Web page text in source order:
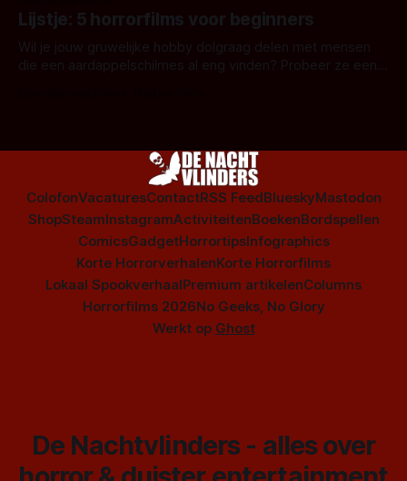
Amsterdamned of The Johnsons. Maar Nederlandse horror
is niet beperkt tot films. Hier een aantal Nederlandse tv-
series uit het duistere of horrorgenre. Als
Lijstje: 5 horrorfilms voor beginners
Wil je jouw gruwelijke hobby dolgraag delen met mensen
die een aardappelschilmes al eng vinden? Probeer ze eens
ColofonVacaturesContactRSS FeedBlueskyMastodon
ShopSteamInstagramActiviteitenBoekenBordspellen
ComicsGadgetHorrortipsInfographics
Korte HorrorverhalenKorte Horrorfilms
Lokaal SpookverhaalPremium artikelenColumns
Horrorfilms 2026No Geeks, No Glory
Werkt op Ghost
De Nachtvlinders - alles over